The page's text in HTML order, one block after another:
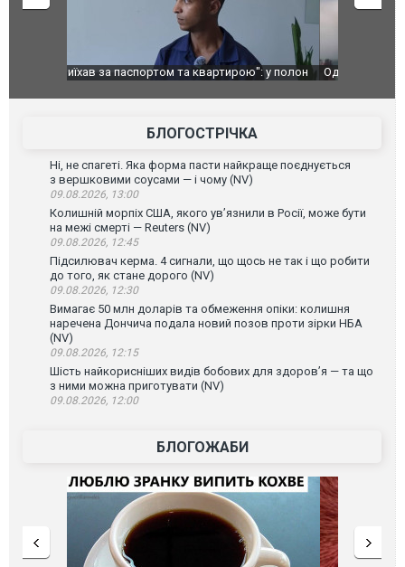
Одесу накрила потужна злива з градом та
ураганним вітром
Вже
БЛОГОСТРІЧКА
Ні, не спагеті. Яка форма пасти найкраще поєднується
з вершковими соусами — і чому (NV)
09.08.2026, 13:00
Колишній морпіх США, якого ув’язнили в Росії, може бути
на межі смерті — Reuters (NV)
09.08.2026, 12:45
Підсилювач керма. 4 сигнали, що щось не так і що робити
до того, як стане дорого (NV)
09.08.2026, 12:30
Вимагає 50 млн доларів та обмеження опіки: колишня
наречена Дончича подала новий позов проти зірки НБА
(NV)
09.08.2026, 12:15
Шість найкорисніших видів бобових для здоров’я — та що
з ними можна приготувати (NV)
09.08.2026, 12:00
БЛОГОЖАБИ